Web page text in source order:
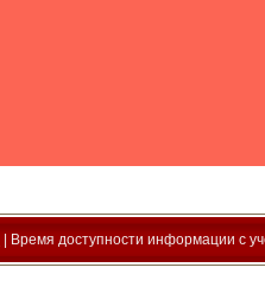
| Время доступности информации с